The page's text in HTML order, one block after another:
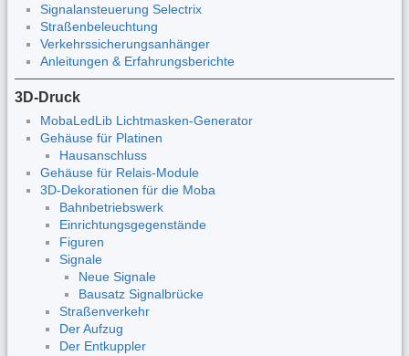
Signalansteuerung Selectrix
Straßenbeleuchtung
Verkehrssicherungsanhänger
Anleitungen & Erfahrungsberichte
3D-Druck
MobaLedLib Lichtmasken-Generator
Gehäuse für Platinen
Hausanschluss
Gehäuse für Relais-Module
3D-Dekorationen für die Moba
Bahnbetriebswerk
Einrichtungsgegenstände
Figuren
Signale
Neue Signale
Bausatz Signalbrücke
Straßenverkehr
Der Aufzug
Der Entkuppler